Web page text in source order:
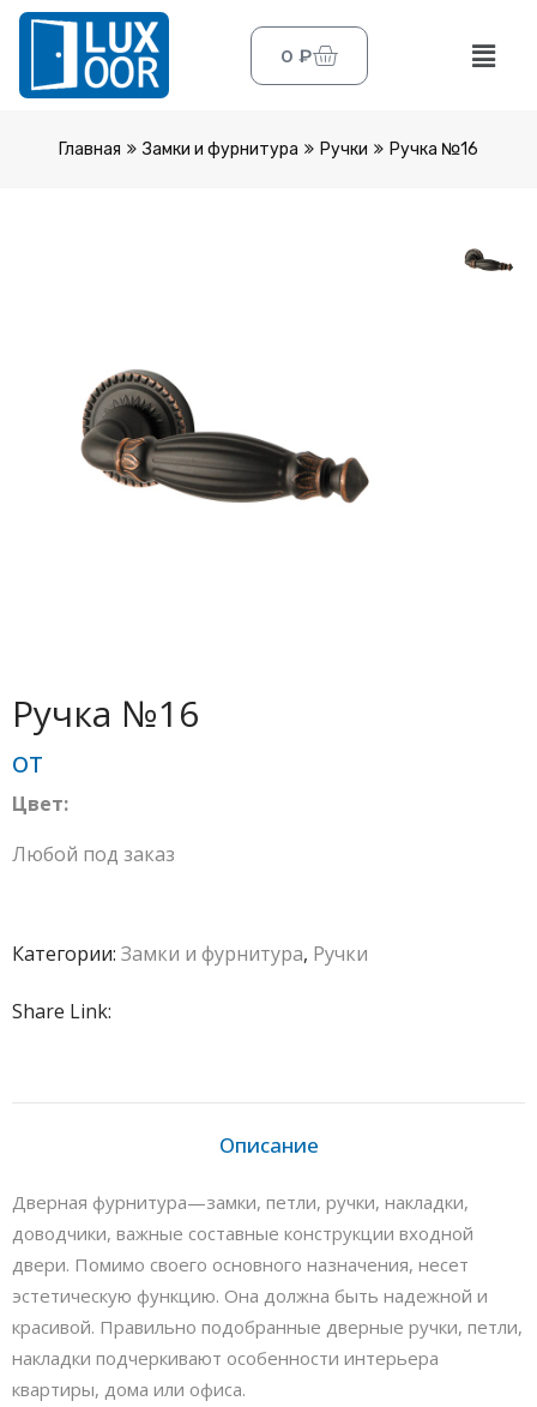
0 ₽
Главная Замки и фурнитура Ручки Ручка №16
Ручка №16
от
Цвет:
Любой под заказ
Категории: Замки и фурнитура, Ручки
Share Link:
Описание
Дверная фурнитура—замки, петли, ручки, накладки,
доводчики, важные составные конструкции входной
двери. Помимо своего основного назначения, несет
эстетическую функцию. Она должна быть надежной и
красивой. Правильно подобранные дверные ручки, петли,
накладки подчеркивают особенности интерьера
квартиры, дома или офиса.